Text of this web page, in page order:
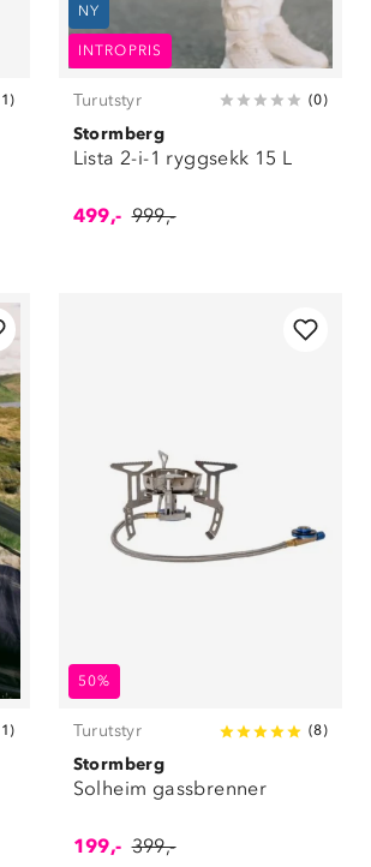
1 )
NY
INTROPRIS
Turutstyr (0)
Stormberg
Lista 2-i-1 ryggsekk 15 L
499,- 999,-
1 )
50%
Turutstyr (8)
Stormberg
Solheim gassbrenner
199,- 399,-